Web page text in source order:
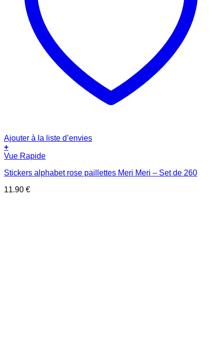
Ajouter à la liste d’envies
+
Vue Rapide
Stickers alphabet rose paillettes Meri Meri – Set de 260
11.90 €